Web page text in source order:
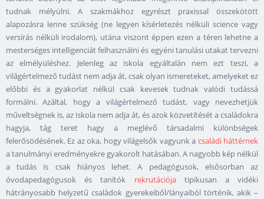
tudnak mélyülni. A szakmákhoz egyrészt praxissal összekötött
alapozásra lenne szükség (ne legyen kísérletezés nélküli science vagy
versírás nélküli irodalom), utána viszont éppen ezen a téren lehetne a
mesterséges intelligenciát felhasználni és egyéni tanulási utakat tervezni
az elmélyüléshez. Jelenleg az iskola egyáltalán nem ezt teszi, a
világértelmező tudást nem adja át, csak olyan ismereteket, amelyeket ez
előbbi és a gyakorlat nélkül csak kevesek tudnak valódi tudássá
formálni. Azáltal, hogy a világértelmező tudást, vagy nevezhetjük
műveltségnek is, az iskola nem adja át, és azok közvetítését a családokra
hagyja, tág teret hagy a meglévő társadalmi különbségek
felerősödésének. Ez az oka, hogy világelsők vagyunk a családi háttérnek
a tanulmányi eredményekre gyakorolt hatásában. A nagyobb kép nélkül
a tudás is csak hiányos lehet. A pedagógusok, elsősorban az
óvodapedagógusok és tanítók rekrutációjatipikusan a vidéki
hátrányosabb helyzetű családok gyerekeiből/lányaiból történik, akik –